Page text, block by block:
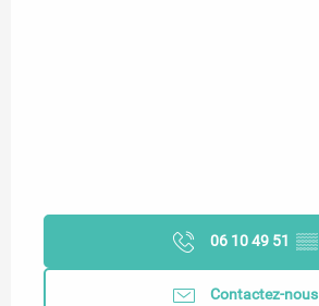
06 10 49 51 ▒▒
Contactez-nous